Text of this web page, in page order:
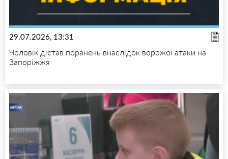
29.07.2026, 13:31
Чоловік дістав поранень внаслідок ворожої атаки на
Запоріжжя